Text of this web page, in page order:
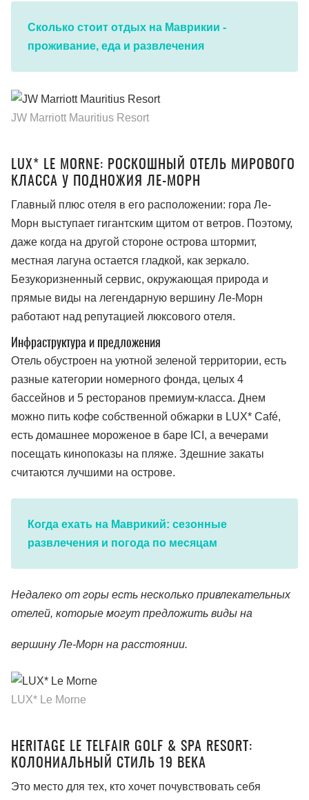
Сколько стоит отдых на Маврикии -
проживание, еда и развлечения
JW Marriott Mauritius Resort
LUX* LE MORNE: РОСКОШНЫЙ ОТЕЛЬ МИРОВОГО
КЛАССА У ПОДНОЖИЯ ЛЕ-МОРН
Главный плюс отеля в его расположении: гора Ле-
Морн выступает гигантским щитом от ветров. Поэтому,
даже когда на другой стороне острова штормит,
местная лагуна остается гладкой, как зеркало.
Безукоризненный сервис, окружающая природа и
прямые виды на легендарную вершину Ле-Морн
работают над репутацией люксового отеля.
Инфраструктура и предложения
Отель обустроен на уютной зеленой территории, есть
разные категории номерного фонда, целых 4
бассейнов и 5 ресторанов премиум-класса. Днем
можно пить кофе собственной обжарки в LUX* Café,
есть домашнее мороженое в баре ICI, а вечерами
посещать кинопоказы на пляже. Здешние закаты
считаются лучшими на острове.
Когда ехать на Маврикий: сезонные
развлечения и погода по месяцам
Недалеко от горы есть несколько привлекательных
отелей, которые могут предложить виды на
вершину Ле-Морн на расстоянии.
LUX* Le Morne
HERITAGE LE TELFAIR GOLF & SPA RESORT:
КОЛОНИАЛЬНЫЙ СТИЛЬ 19 ВЕКА
Это место для тех, кто хочет почувствовать себя